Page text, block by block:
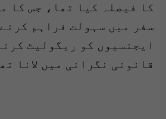
کا فیصلہ کیا تھا، جس کا
سفر میں سہولت فراہم
ایجنسیوں کو ریگولیٹ
قانونی نگرانی میں لانا